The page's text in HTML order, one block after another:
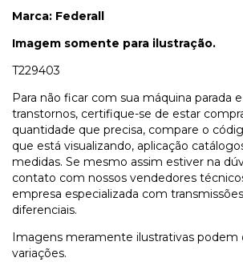
Marca: Federall
Imagem somente para ilustração.
T229403
Para não ficar com sua máquina parada
transtornos, certifique-se de estar
quantidade que precisa, compare o
que está visualizando, aplicação
medidas. Se mesmo assim estiver na
contato com nossos vendedores
empresa especializada com
diferenciais.
Imagens meramente ilustrativas podem
variações.